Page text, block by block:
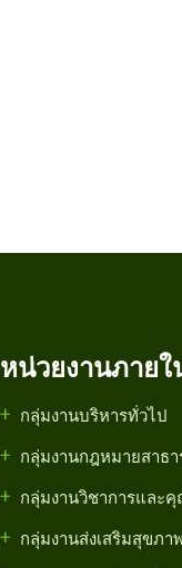
หน่วยงานภายใ
กลุ่มงานบริหารทั่วไป
กลุ่มงานกฎหมายสาธ
กลุ่มงานวิชาการและ
กลุ่มงานส่งเสริมสุขภ